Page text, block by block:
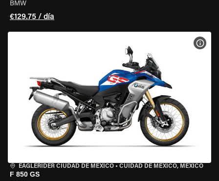
BMW
€129.75 / día
EAGLERIDER CIUDAD DE MÉXICO • CUIDAD DE MEXICO, MEXICO
F 850 GS
VER